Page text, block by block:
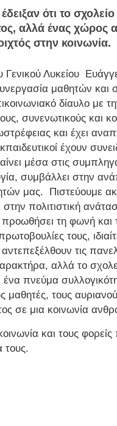
ότι το
αλλά ένας χώρος
στην κοινωνία.
Γενικού Λυκείου
μαθητών και
δίαυλο με
συνενωτικούς και
και έχει
έχουν
μέσα στις
συμβάλλει στην
μας. Πιστεύουμε
πολιτιστική
προωθήσει τη φωνή
τους,
τις
αλλά το
ένα πνεύμα
μαθητές, τους
σε μια κοινωνία
και τους
τους.